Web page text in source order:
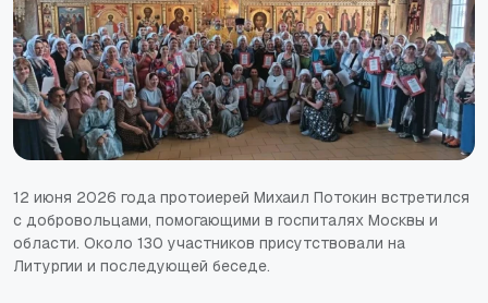
12 июня 2026 года протоиерей Михаил Потокин встретился
с добровольцами, помогающими в госпиталях Москвы и
области. Около 130 участников присутствовали на
Литургии и последующей беседе.